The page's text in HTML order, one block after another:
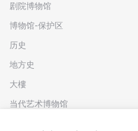
剧院博物馆
博物馆-保护区
历史
地方史
大樓
当代艺术博物馆